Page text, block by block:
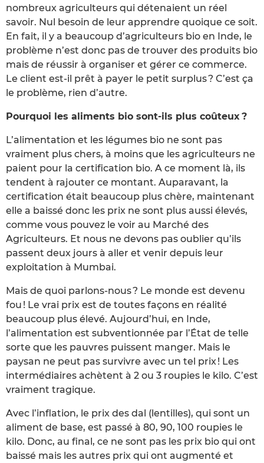
nombreux agriculteurs qui détenaient un réel
savoir. Nul besoin de leur apprendre quoique ce soit.
En fait, il y a beaucoup d’agriculteurs bio en Inde, le
problème n’est donc pas de trouver des produits bio
mais de réussir à organiser et gérer ce commerce.
Le client est-il prêt à payer le petit surplus ? C’est ça
le problème, rien d’autre.
Pourquoi les aliments bio sont-ils plus coûteux ?
L’alimentation et les légumes bio ne sont pas
vraiment plus chers, à moins que les agriculteurs ne
paient pour la certification bio. A ce moment là, ils
tendent à rajouter ce montant. Auparavant, la
certification était beaucoup plus chère, maintenant
elle a baissé donc les prix ne sont plus aussi élevés,
comme vous pouvez le voir au Marché des
Agriculteurs. Et nous ne devons pas oublier qu’ils
passent deux jours à aller et venir depuis leur
exploitation à Mumbai.
Mais de quoi parlons-nous ? Le monde est devenu
fou ! Le vrai prix est de toutes façons en réalité
beaucoup plus élevé. Aujourd’hui, en Inde,
l’alimentation est subventionnée par l’État de telle
sorte que les pauvres puissent manger. Mais le
paysan ne peut pas survivre avec un tel prix ! Les
intermédiaires achètent à 2 ou 3 roupies le kilo. C’est
vraiment tragique.
Avec l’inflation, le prix des dal (lentilles), qui sont un
aliment de base, est passé à 80, 90, 100 roupies le
kilo. Donc, au final, ce ne sont pas les prix bio qui ont
baissé mais les autres prix qui ont augmenté et